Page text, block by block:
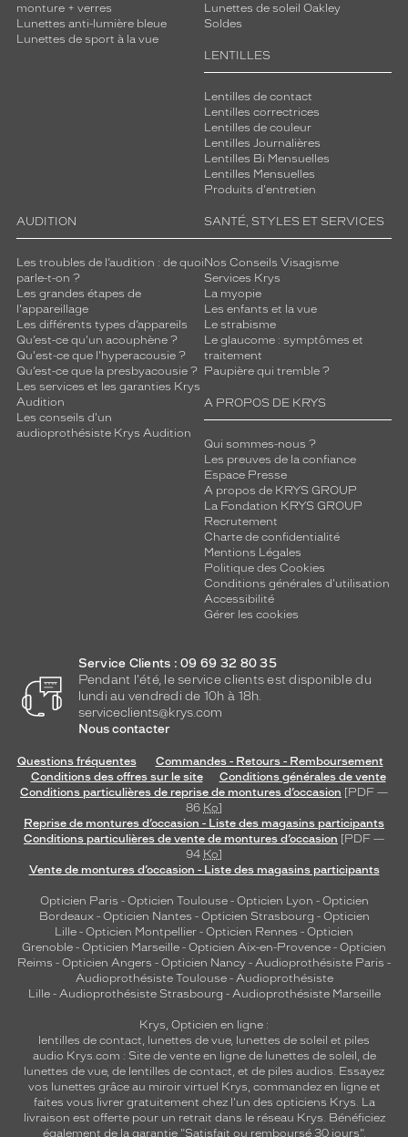
monture + verres
Lunettes anti-lumière bleue
Lunettes de sport à la vue
Lunettes de soleil Oakley
Soldes
LENTILLES
Lentilles de contact
Lentilles correctrices
Lentilles de couleur
Lentilles Journalières
Lentilles Bi Mensuelles
Lentilles Mensuelles
Produits d'entretien
AUDITION
Les troubles de l’audition : de quoi
parle-t-on ?
Les grandes étapes de
l'appareillage
Les différents types d’appareils
Qu’est-ce qu'un acouphène ?
Qu'est-ce que l'hyperacousie ?
Qu’est-ce que la presbyacousie ?
Les services et les garanties Krys
Audition
Les conseils d'un
audioprothésiste Krys Audition
SANTÉ, STYLES ET SERVICES
Nos Conseils Visagisme
Services Krys
La myopie
Les enfants et la vue
Le strabisme
Le glaucome : symptômes et
traitement
Paupière qui tremble ?
A PROPOS DE KRYS
Qui sommes-nous ?
Les preuves de la confiance
Espace Presse
A propos de KRYS GROUP
La Fondation KRYS GROUP
Recrutement
Charte de confidentialité
Mentions Légales
Politique des Cookies
Conditions générales d'utilisation
Accessibilité
Gérer les cookies
Service Clients : 09 69 32 80 35
Pendant l'été, le service clients est disponible du
lundi au vendredi de 10h à 18h.
serviceclients@krys.com
Nous contacter
Questions fréquentes
Commandes - Retours - Remboursement
Conditions des offres sur le site
Conditions générales de vente
Conditions particulières de reprise de montures d’occasion [PDF —
86 Ko]
Reprise de montures d’occasion - Liste des magasins participants
Conditions particulières de vente de montures d’occasion [PDF —
94 Ko]
Vente de montures d’occasion - Liste des magasins participants
Opticien Paris - Opticien Toulouse- Opticien Lyon - Opticien
Bordeaux- Opticien Nantes - Opticien Strasbourg - Opticien
Lille - Opticien Montpellier - Opticien Rennes - Opticien
Grenoble - Opticien Marseille - Opticien Aix-en-Provence - Opticien
Reims - Opticien Angers - Opticien Nancy - Audioprothésiste Paris -
Audioprothésiste Toulouse- Audioprothésiste
Lille- Audioprothésiste Strasbourg - Audioprothésiste Marseille
Krys, Opticien en ligne :
lentilles de contact, lunettes de vue, lunettes de soleil et piles
audio Krys.com : Site de vente en ligne de lunettes de soleil, de
lunettes de vue, de lentilles de contact, et de piles audios. Essayez
vos lunettes grâce au miroir virtuel Krys, commandez en ligne et
faites vous livrer gratuitement chez l'un des opticiens Krys. La
livraison est offerte pour un retrait dans le réseau Krys. Bénéficiez
également de la garantie "Satisfait ou remboursé 30 jours".